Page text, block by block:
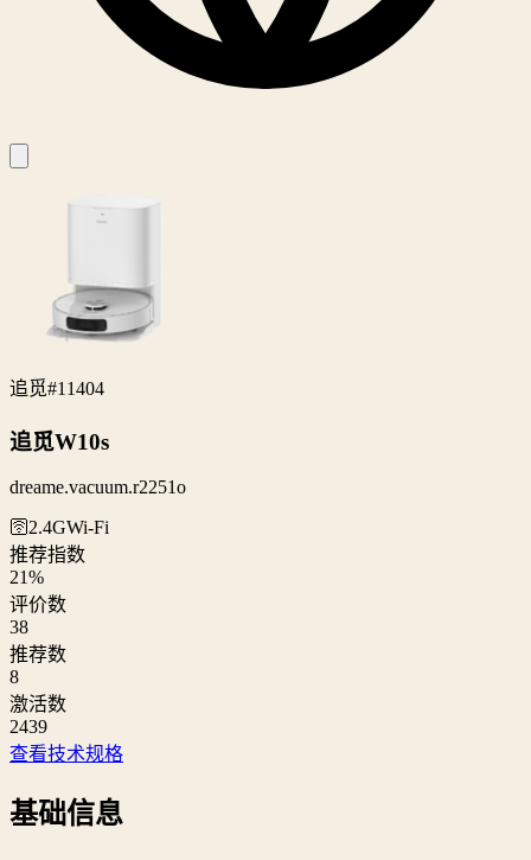
追觅#11404
追觅W10s
dreame.vacuum.r2251o
🛜2.4GWi‑Fi
推荐指数
21%
评价数
38
推荐数
8
激活数
2439
查看技术规格
基础信息